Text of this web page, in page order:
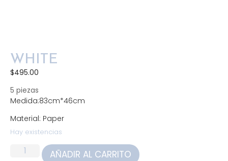
WHITE
$495.00
5 piezas
Medida:83cm*46cm
Material: Paper
Hay existencias
AÑADIR AL CARRITO